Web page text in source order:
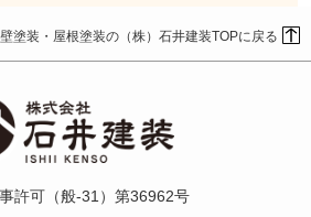
塗装・屋根塗装の（株）石井建装TOPに戻る
許可（般-31）第36962号